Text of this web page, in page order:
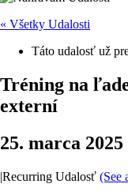
« Všetky Udalosti
Táto udalosť už
Tréning na
externí
25. marca 2025
|Recurring Udalosť (See